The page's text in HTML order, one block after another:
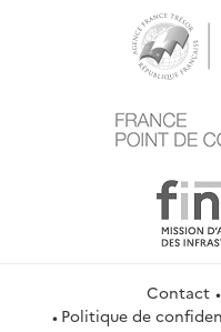
Contact
Politique de